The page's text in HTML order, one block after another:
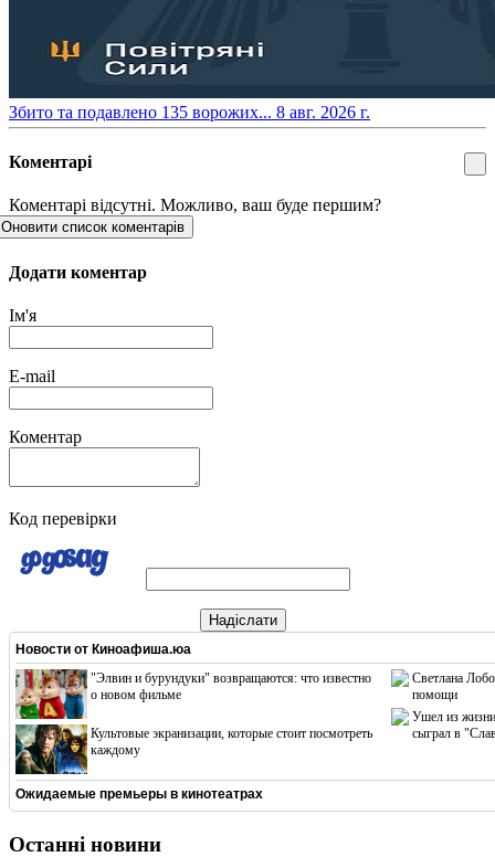
​Збито та подавлено 135 ворожих... 8 авг. 2026 г.
Коментарі
Коментарі відсутні. Можливо, ваш буде першим?
Оновити список коментарів
Додати коментар
Ім'я
E-mail
Коментар
Код перевірки
Надіслати
Новости от Киноафиша.юа
"Элвин и бурундуки" возвращаются: что известно
о новом фильме
Культовые экранизации, которые стоит посмотреть
каждому
Светлана
помощи
Ушел из жизни
сыграл в
Ожидаемые премьеры в кинотеатрах
Останні новини